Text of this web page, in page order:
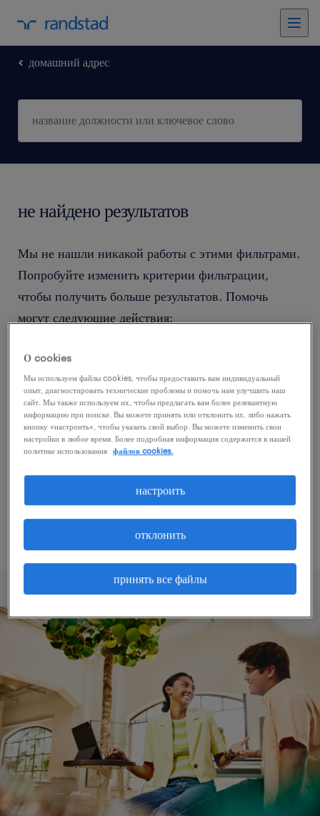
домашний адрес
не найдено результатов
Мы не нашли никакой работы с этими фильтрами.
Попробуйте изменить критерии фильтрации,
чтобы получить больше результатов. Помочь
могут следующие действия:
Попробуйте удалить некоторые из
примененных фильтров.
Вы искали работу в определенном месте?
Учтите возможность расширения диапазона
вокруг местонахождения.
Измените название должности или ключевые
слова и проверьте, правильно ли они
написаны.
О cookies
Мы используем файлы cookies, чтобы предоставить вам индивидуальный
опыт, диагностировать технические проблемы и помочь нам улучшить наш
сайт. Мы также используем их, чтобы предлагать вам более релевантную
информацию при поиске. Вы можете принять или отклонить их, либо нажать
кнопку «настроить», чтобы указать свой выбор. Вы можете изменить свои
настройки в любое время. Более подробная информация содержится в нашей
политике использования
файлов cookies.
принять все файлы
отклонить
настроить